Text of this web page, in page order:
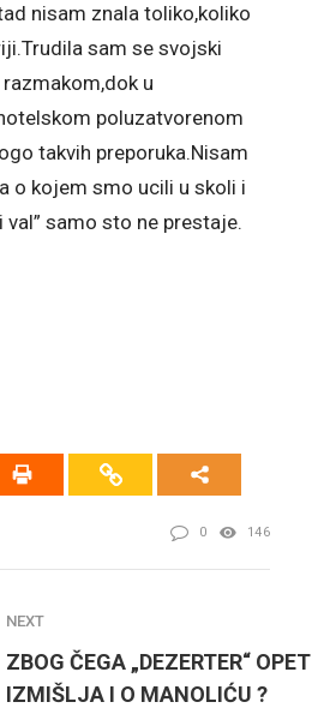
nisam znala toliko,koliko
sam se svojski
u
poluzatvorenom
takvih preporuka.Nisam
o kojem smo ucili u skoli i
samo sto ne prestaje.
0 146
NEXT
ZBOG ČEGA „DEZERTER“ OPET
IZMIŠLJA I O MANOLIĆU ?